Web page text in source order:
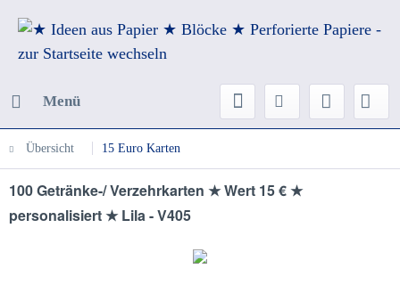
Menü
Übersicht 15 Euro Karten
100 Getränke-/ Verzehrkarten ★ Wert 15 € ★
personalisiert ★ Lila - V405